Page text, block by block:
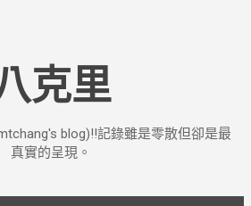
克里
blog)!!記錄雖是零散但卻是最
真實的呈現。